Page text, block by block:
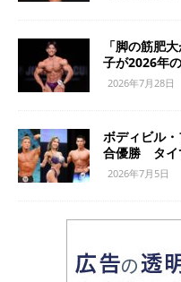
「脚の筋肥
子が2026年
2026年7月28日
ボディビル
合優勝 タイ
2026年7月5日